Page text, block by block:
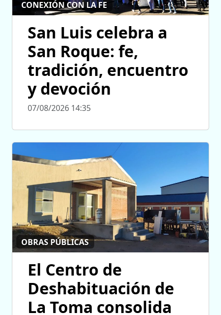
CONEXIÓN CON LA FE
San Luis celebra a
San Roque: fe,
tradición, encuentro
y devoción
07/08/2026 14:35
OBRAS PÚBLICAS
El Centro de
Deshabituación de
La Toma consolida